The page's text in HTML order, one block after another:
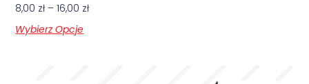
8,00 zł – 16,00 zł
Wybierz Opcje